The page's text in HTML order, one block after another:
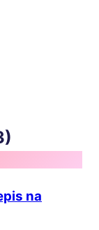
na